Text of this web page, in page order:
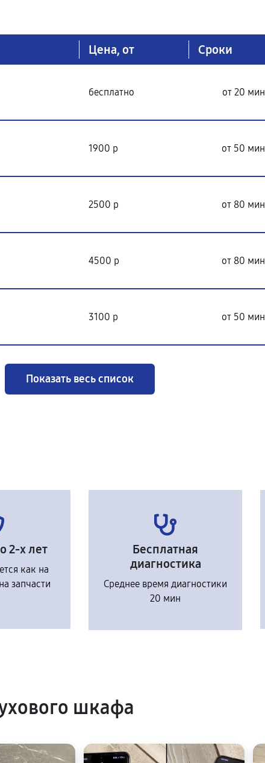
Цена, от Сроки
бесплатно от 20 мин
1900 р от 50 мин
2500 р от 80 мин
4500 р от 80 мин
3100 р от 50 мин
Показать весь список
2-х лет
как на
запчасти
Бесплатная
диагностика
Среднее время диагностики
20 мин
шкафа